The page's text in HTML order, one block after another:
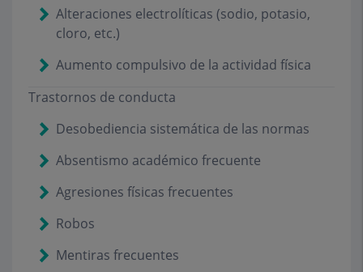
Alteraciones electrolíticas (sodio, potasio,
cloro, etc.)
Aumento compulsivo de la actividad física
Trastornos de conducta
Desobediencia sistemática de las normas
Absentismo académico frecuente
Agresiones físicas frecuentes
Robos
Mentiras frecuentes